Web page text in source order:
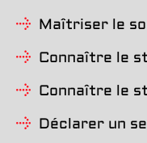
Maîtriser le
Connaître le
Connaître le
Déclarer un